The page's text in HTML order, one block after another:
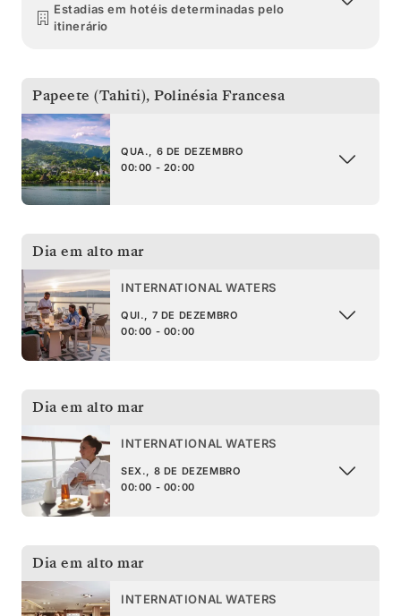
Estadias em hotéis determinadas pelo
itinerário
Papeete (Tahiti), Polinésia Francesa
QUA., 6 DE DEZEMBRO
00:00 - 20:00
Dia em alto mar
INTERNATIONAL WATERS
QUI., 7 DE DEZEMBRO
00:00 - 00:00
Dia em alto mar
INTERNATIONAL WATERS
SEX., 8 DE DEZEMBRO
00:00 - 00:00
Dia em alto mar
INTERNATIONAL WATERS